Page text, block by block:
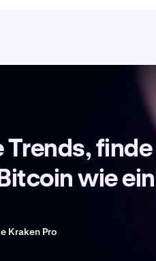
Trends,
wie
Kraken Pro